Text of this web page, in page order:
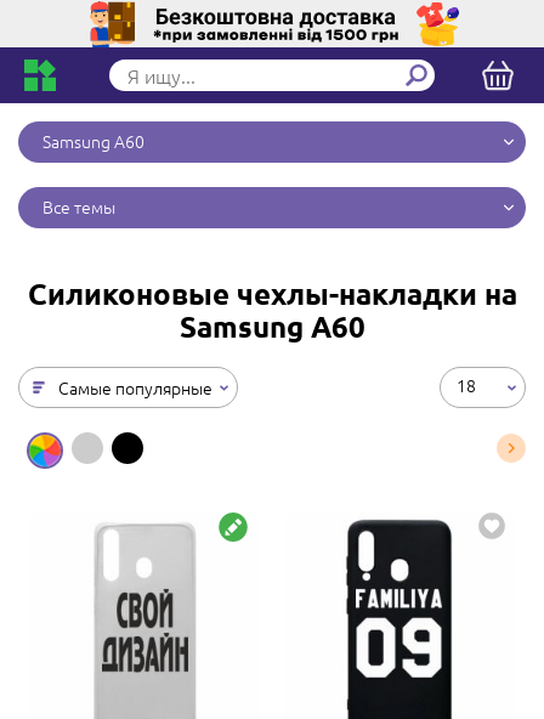
Samsung A60
Все темы
Силиконовые чехлы-накладки на
Samsung A60
Самые популярные 18